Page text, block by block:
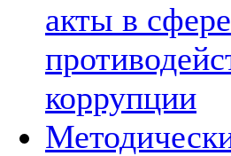
акты в сфере
коррупции